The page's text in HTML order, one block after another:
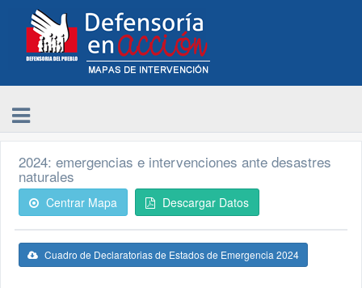
2024: emergencias e intervenciones ante desastres
naturales
Centrar Mapa Descargar Datos
Cuadro de Declaratorias de Estados de Emergencia 2024